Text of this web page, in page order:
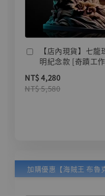
【店內現貨】七
明紀念款 [奇蹟工
NT$ 4,280
NT$ 5,580